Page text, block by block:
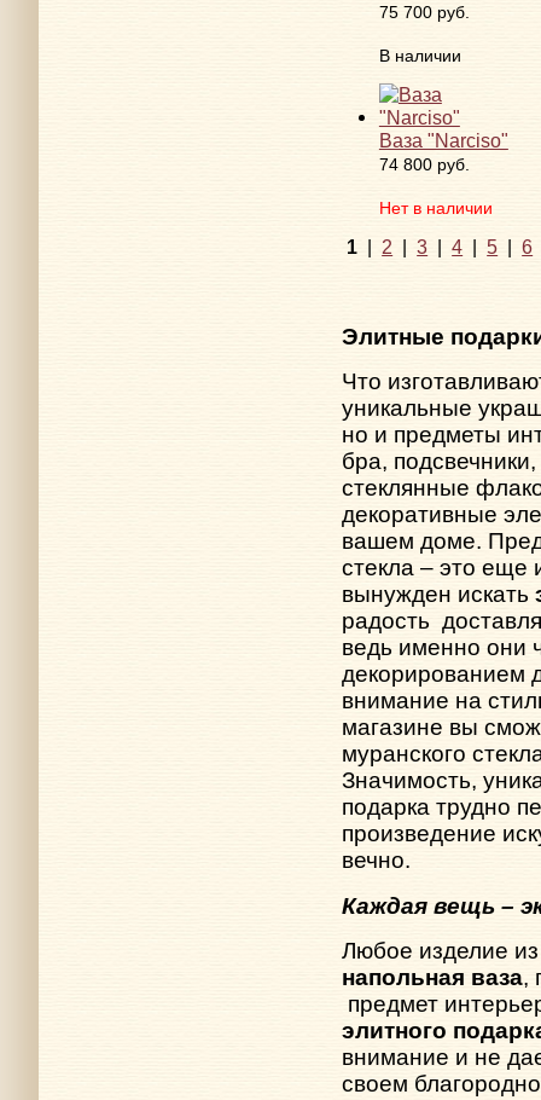
75 700 руб.
В наличии
Ваза "Narciso"
74 800 руб.
Нет в наличии
1 2 |3 |4 |5 |6
Элитные
Что
уникальные
но и предметы
бра,
стеклянные
декоративные
вашем доме.
стекла – это еще
вынужден искать
радость
ведь именно они
декорированием
внимание на
магазине вы
муранского
Значимость,
подарка трудно
произведение
вечно.
Каждая вещь –
Любое изделие из
напольная ваза,
предмет
элитного
внимание и не
своем